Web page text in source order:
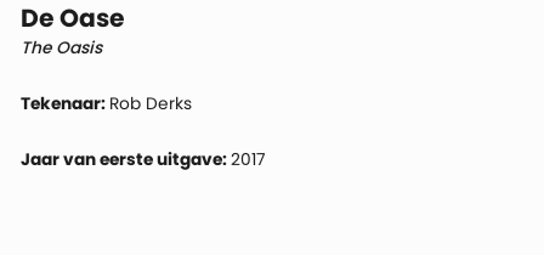
De Oase
The Oasis
Tekenaar: Rob Derks
Jaar van eerste uitgave:2017